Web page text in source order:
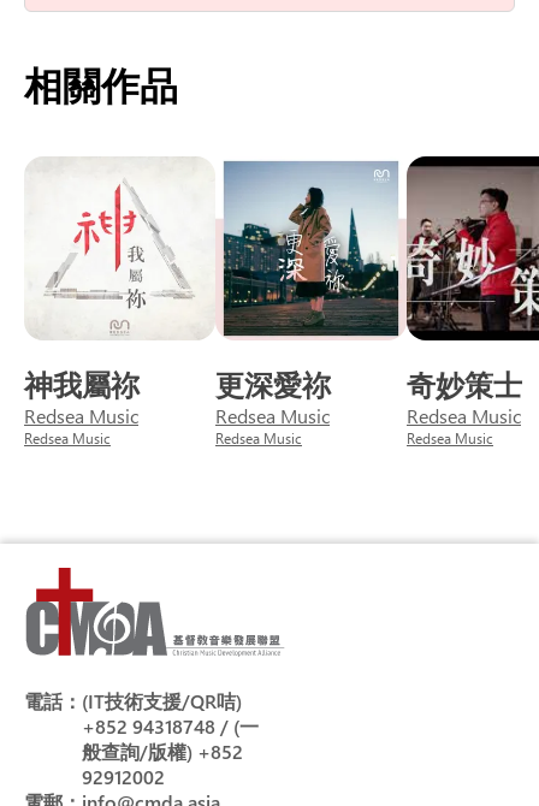
相關作品
神我屬祢
Redsea Music
Redsea Music
更深愛祢
Redsea Music
Redsea Music
奇妙策士
Redsea Music
Redsea Music
電話： (IT技術支援/QR咭)
+852 94318748 / (一
般查詢/版權) +852
92912002